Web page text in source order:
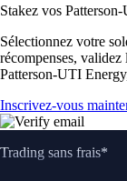
Stakez vos
Sélectionnez votre
récompenses,
Patterson-UTI
Inscrivez-vous
Trading sans frais*